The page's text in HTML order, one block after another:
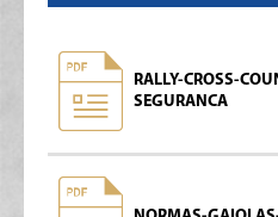
RALLY-CROSS-
SEGURANCA